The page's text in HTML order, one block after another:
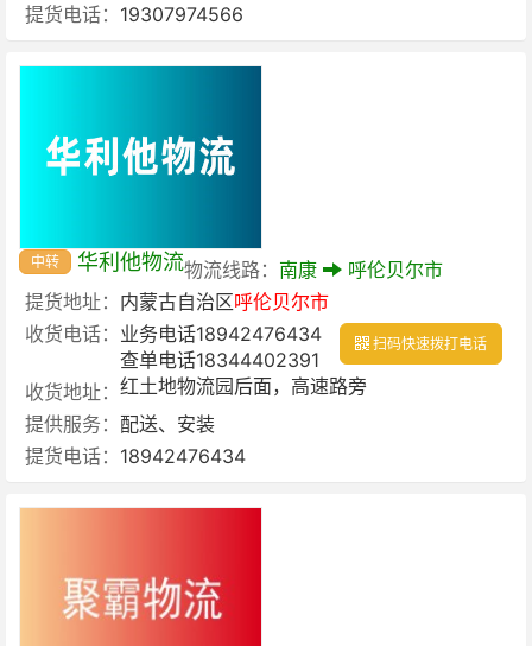
提货电话： 19307974566
中转 华利他物流物流线路： 南康
呼伦贝尔市
提货地址： 内蒙古自治区呼伦贝尔市
收货电话： 业务电话18942476434
查单电话18344402391
扫码快速拨打电话
收货地址： 红土地物流园后面，高速路旁
提供服务： 配送、安装
提货电话： 18942476434